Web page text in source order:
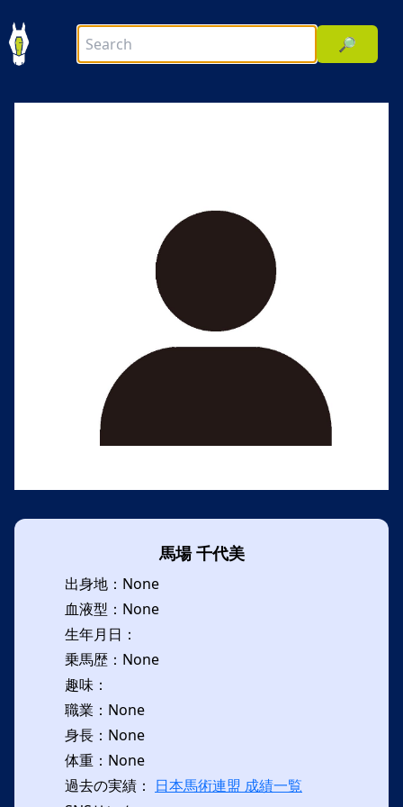
🔎
馬場 千代美
出身地：None
血液型：None
生年月日：
乗馬歴：None
趣味：
職業：None
身長：None
体重：None
過去の実績： 日本馬術連盟 成績一覧